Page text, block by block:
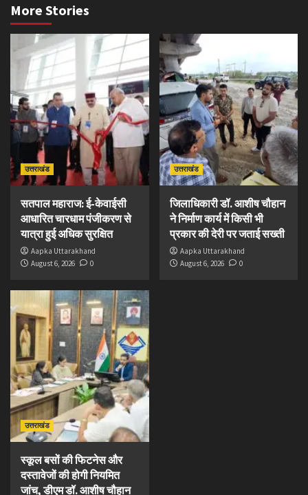
More Stories
उत्तराखंड
सतपाल महाराज: ई-केवाईसी
आधारित चारधाम पंजीकरण से
यात्रा हुई अधिक सुरक्षित
Aapka Uttarakhand
August 6, 2026
0
उत्तराखंड
जिलाधिकारी डॉ. आशीष चौहान
ने निर्माण कार्य में किसी भी
प्रकार की देरी पर जताई सख्ती
Aapka Uttarakhand
August 6, 2026
0
उत्तराखंड
स्कूल बसों की फिटनेस और
दस्तावेजों की होगी नियमित
जांच, डीएम डॉ. आशीष चौहान